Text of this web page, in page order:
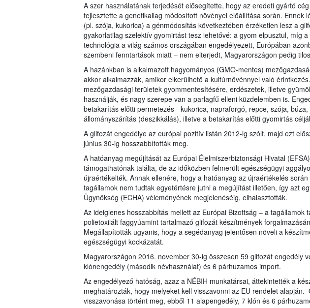
A szer használatának terjedését elősegítette, hogy az eredeti gyártó
fejlesztette a genetikailag módosított növényei előállítása során. Ennek
(pl. szója, kukorica) a génmódosítás következtében érzéketlen lesz a
gyakorlatilag szelektív gyomirtást tesz lehetővé: a gyom elpusztul, míg
technológia a világ számos országában engedélyezett, Európában
szembeni fenntartások miatt – nem elterjedt, Magyarországon pedig
A hazánkban is alkalmazott hagyományos (GMO-mentes)
akkor alkalmazzák, amikor elkerülhető a kultúrnövénnyel való
mezőgazdasági területek gyommentesítésére, erdészetek, illetve
használják, és nagy szerepe van a parlagfű elleni küzdelemben is.
betakarítás előtti permetezés - kukorica, napraforgó, repce, szója,
állományszárítás (deszikkálás), illetve a betakarítás előtti gyomirtás
A glifozát engedélye az európai pozitív listán 2012-ig szólt, majd ezt
június 30-ig hosszabbították meg.
A hatóanyag megújítását az Európai Élelmiszerbiztonsági Hivatal
támogathatónak találta, de az időközben felmerült egészségügyi
újraértékelték. Annak ellenére, hogy a hatóanyag az újraértékelés
tagállamok nem tudtak egyetértésre jutni a megújítást illetően, így azt
Ügynökség (ECHA) véleményének megjelenéséig, elhalasztották.
Az ideiglenes hosszabbítás mellett az Európai Bizottság – a tagállamok
polietoxilált faggyúamint tartalmazó glifozát készítmények
Megállapították ugyanis, hogy a segédanyag jelentősen növeli a
egészségügyi kockázatát.
Magyarországon 2016. november 30-ig összesen 59 glifozát engedély
klónengedély (második névhasználat) és 6 párhuzamos import.
Az engedélyező hatóság, azaz a NÉBIH munkatársai, áttekintették a
meghatározták, hogy melyeket kell visszavonni az EU rendelet alapján.
visszavonása történt meg, ebből 11 alapengedély, 7 klón és 6